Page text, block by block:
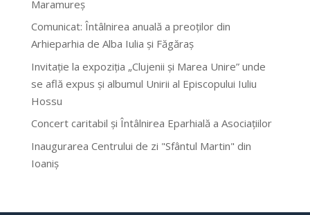
Maramureș
Comunicat: Întâlnirea anuală a preoților din
Arhieparhia de Alba Iulia și Făgăraș
Invitație la expoziția „Clujenii și Marea Unire” unde
se află expus și albumul Unirii al Episcopului Iuliu
Hossu
Concert caritabil și Întâlnirea Eparhială a Asociațiilor
Inaugurarea Centrului de zi "Sfântul Martin" din
Ioaniș